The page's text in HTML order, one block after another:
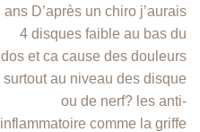
ans D’après un chiro j’aurais
4 disques faible au bas du
dos et ca cause des douleurs
surtout au niveau des disque
ou de nerf? les anti-
inflammatoire comme la griffe